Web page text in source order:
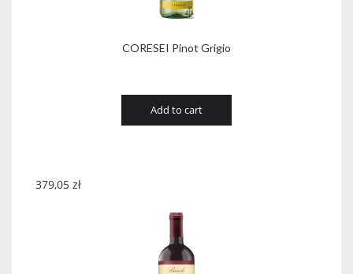
CORESEI Pinot Grigio
Add to cart
379,05 zł